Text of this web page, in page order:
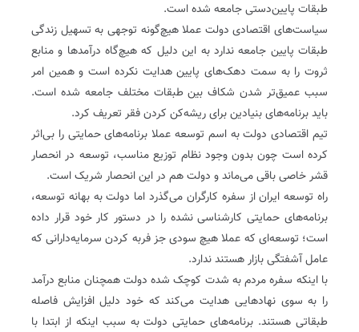
طبقات پایین‌دستی جامعه شده است.
سیاست‌های اقتصادی دولت عملا هیچ‌گونه توجهی به تسهیل زندگی
طبقات پایین جامعه ندارد به این دلیل که هیچ‌گاه درآمدها و منابع
ثروت را به سمت دهک‌های پایین‌ هدایت نکرده است و همین امر
سبب عمیق‌تر شدن شکاف بین طبقات مختلف جامعه شده است.
باید برنامه‌های بنیادین برای ریشه‌کن کردن فقر تعریف کرد.
تیم اقتصادی دولت به اسم توسعه عملا برنامه‌های حمایتی را بی‌اثر
کرده است چون بدون وجود نظام توزیع مناسب، توسعه در انحصار
قشر خاصی باقی می‌ماند و دولت هم در این انحصار شریک است.
راه توسعه ایران از سفره کارگران می‌گذرد اما دولت به بهانه توسعه،
برنامه‌های حمایتی کارشناسی نشده را در دستور کار خود قرار داده
است؛ توسعه‌ای که عملا هیچ سودی جز فربه کردن سرمایه‌دارانی که
عامل آشفتگی بازار هستند ندارد.
با اینکه سفره مردم به شدت کوچک شده دولت همچنان منابع درآمد
را به سوی نهادهایی هدایت می‌کند که خود دلیل افزایش فاصله
طبقاتی هستند. برنامه‌های حمایتی دولت به سبب اینکه از ابتدا با